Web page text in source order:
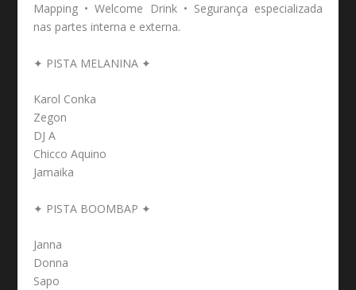
Mapping • Welcome Drink • Segurança especializada
nas partes interna e externa.
✦ PISTA MELANINA ✦
Karol Conka
Zegon
DJ A
Chicco Aquino
Jamaika
✦ PISTA BOOMBAP ✦
Janna
Donna
Sapo